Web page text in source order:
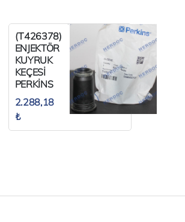
(T426378)
ENJEKTÖR
KUYRUK
KEÇESİ
PERKİNS
1106SERİ
2.288,18
₺